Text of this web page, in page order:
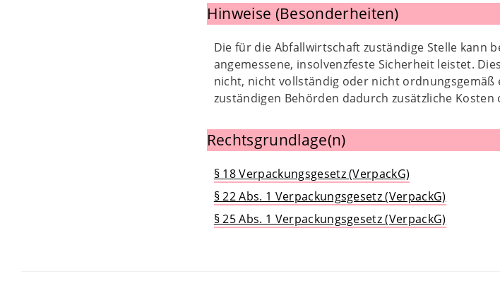
Hinweise (Besonderheiten)
Die für die Abfallwirtschaft zuständige Stelle kann
angemessene, insolvenzfeste Sicherheit leistet.
nicht, nicht vollständig oder nicht
zuständigen Behörden dadurch zusätzliche
Rechtsgrundlage(n)
§ 18 Verpackungsgesetz (VerpackG)
§ 22 Abs. 1 Verpackungsgesetz (VerpackG)
§ 25 Abs. 1 Verpackungsgesetz (VerpackG)